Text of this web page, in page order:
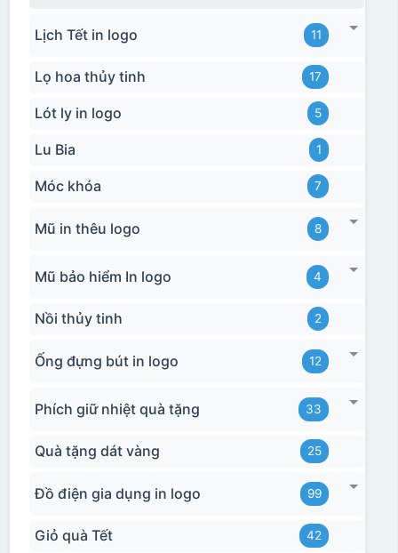
Hộp xi bình giữ nhiệt
Hộp xi bình hoa
Lịch Tết in logo 11
Lọ hoa thủy tinh 17
Lót ly in logo 5
Lu Bia 1
Móc khóa 7
Mũ in thêu logo 8
Mũ bảo hiểm In logo 4
Nồi thủy tinh 2
Ống đựng bút in logo 12
Phích giữ nhiệt quà tặng 33
Quà tặng dát vàng 25
Đồ điện gia dụng in logo 99
Giỏ quà Tết 42